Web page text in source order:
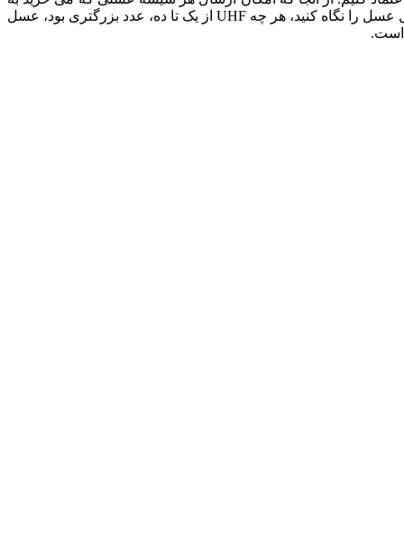
آزمایشگاه وجود ندارد، انتخاب عسل هانی مون که عادت به استفاده از آزمایشگاههای معتبر دارد، بهترین روش است. روی بسته بندی یا لیبل عسل را نگاه کنید، هر چه UHF از یک تا ده، عدد بزرگتری بود، عسل